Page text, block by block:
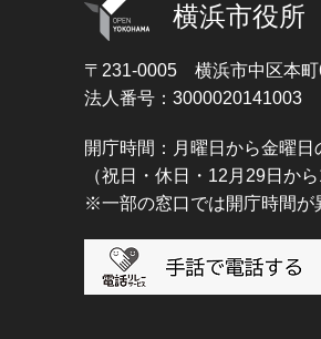
横浜市役所
〒231-0005 横浜市中区本
法人番号：3000020141003
開庁時間：月曜日から金曜
（祝日・休日・12月29日か
※一部の窓口では開庁時間が